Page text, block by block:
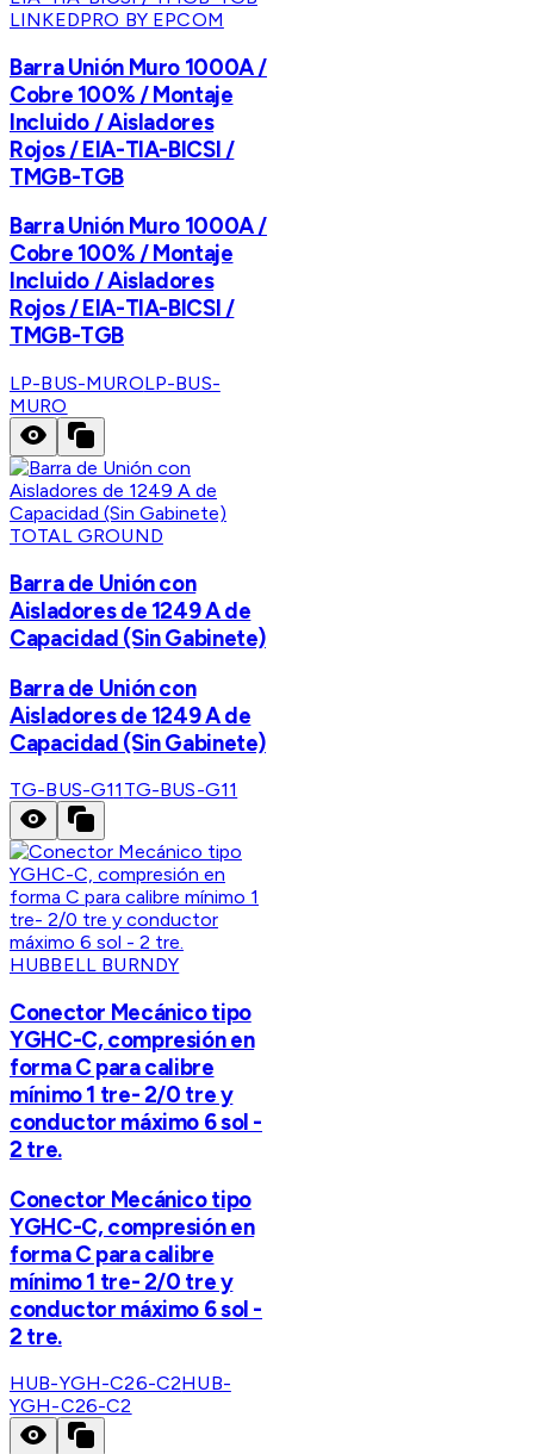
LINKEDPRO BY EPCOM
Barra Unión Muro 1000A /
Cobre 100% / Montaje
Incluido / Aisladores
Rojos / EIA-TIA-BICSI /
TMGB-TGB
Barra Unión Muro 1000A /
Cobre 100% / Montaje
Incluido / Aisladores
Rojos / EIA-TIA-BICSI /
TMGB-TGB
LP-BUS-MUROLP-BUS-
MURO
TOTAL GROUND
Barra de Unión con
Aisladores de 1249 A de
Capacidad (Sin Gabinete)
Barra de Unión con
Aisladores de 1249 A de
Capacidad (Sin Gabinete)
TG-BUS-G11 TG-BUS-G11
HUBBELL BURNDY
Conector Mecánico tipo
YGHC-C, compresión en
forma C para calibre
mínimo 1 tre- 2/0 tre y
conductor máximo 6 sol -
2 tre.
Conector Mecánico tipo
YGHC-C, compresión en
forma C para calibre
mínimo 1 tre- 2/0 tre y
conductor máximo 6 sol -
2 tre.
HUB-YGH-C26-C2HUB-
YGH-C26-C2